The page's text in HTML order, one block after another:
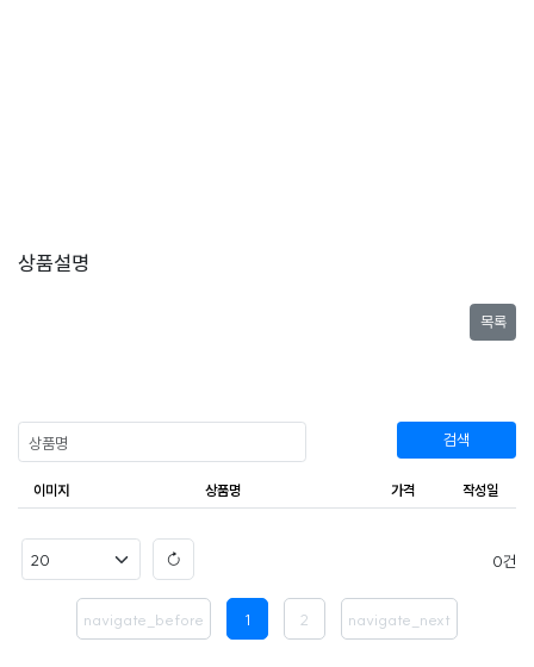
상품설명
목록
검색
이미지 상품명 가격 작성일
navigate_before 1 2 navigate_next
0